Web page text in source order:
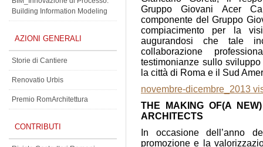
Gruppo Giovani Acer
componente del Gruppo
compiacimento per la
augurandosi che tale
collaborazione
testimonianze sullo
la città di Roma e il Sud
novembre-dicembre_2013
THE MAKING OF(A
ARCHITECTS
In occasione dell’anno
promozione e la
Building Information Modeling
AZIONI GENERALI
Storie di Cantiere
Renovatio Urbis
Premio RomArchitettura
CONTRIBUTI